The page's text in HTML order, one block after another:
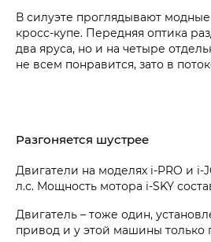
В силуэте проглядывают
кросс-купе. Передняя оптика
два яруса, но и на четыре
не всем понравится, зато в
Разгоняется шустрее
Двигатели на моделях i‑PRO и
л.с. Мощность мотора i‑SKY
Двигатель – тоже один,
привод и у этой машины только